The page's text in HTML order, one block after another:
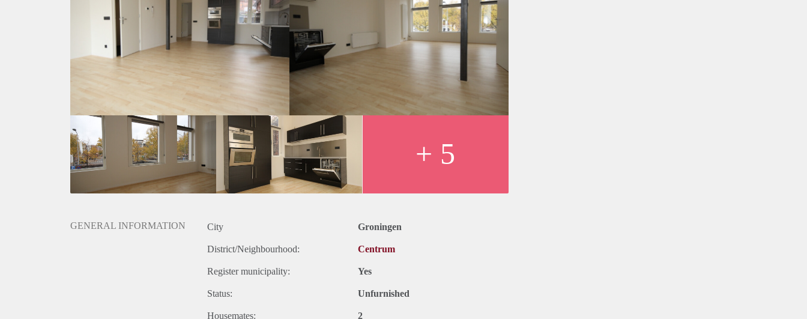
+ 5
GENERAL INFORMATION City Groningen
District/Neighbourhood: Centrum
Register municipality: Yes
Status: Unfurnished
Housemates: 2